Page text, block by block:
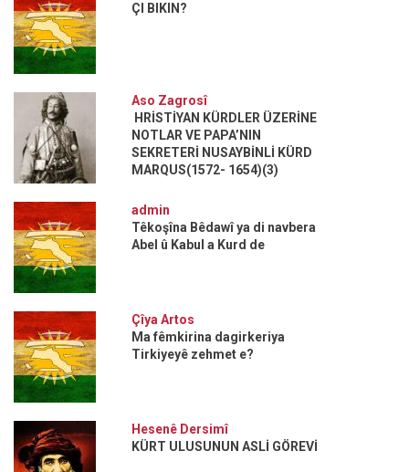
ÇI BIKIN?
Aso Zagrosî
HRİSTİYAN KÜRDLER ÜZERİNE
NOTLAR VE PAPA’NIN
SEKRETERİ NUSAYBİNLİ KÜRD
MARQUS(1572- 1654)(3)
admin
Têkoşîna Bêdawî ya di navbera
Abel û Kabul a Kurd de
Çîya Artos
Ma fêmkirina dagirkeriya
Tirkiyeyê zehmet e?
Hesenê Dersimî
KÜRT ULUSUNUN ASLİ GÖREVİ